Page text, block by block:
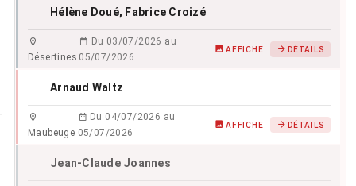
Hélène Doué, Fabrice Croizé
Désertines
Du 03/07/2026 au
05/07/2026
AFFICHE DÉTAILS
Arnaud Waltz
Maubeuge
Du 04/07/2026 au
05/07/2026
AFFICHE DÉTAILS
Jean-Claude Joannes